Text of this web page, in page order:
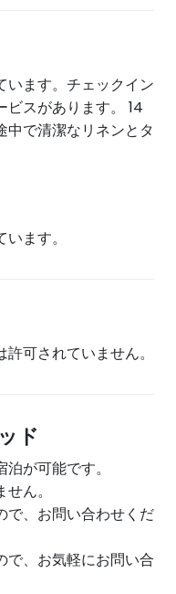
います。チェックイン
スがあります。 14
中で清潔なリネンとタ
ます。
可されていません。
ド
が可能です。
ん。
で、お問い合わせくだ
で、お気軽にお問い合